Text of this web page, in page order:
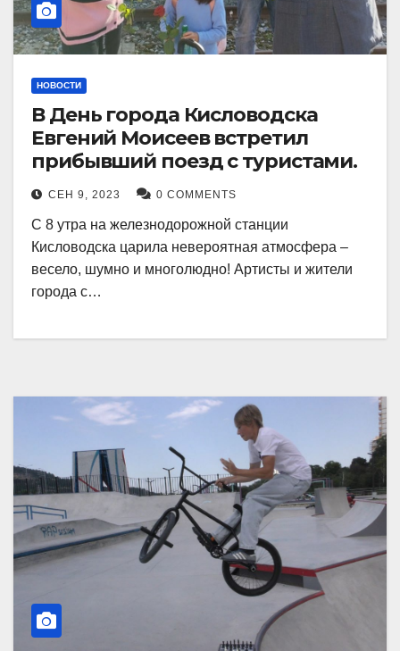
НОВОСТИ
В День города Кисловодска
Евгений Моисеев встретил
прибывший поезд с туристами.
СЕН 9, 2023 0 COMMENTS
С 8 утра на железнодорожной станции
Кисловодска царила невероятная атмосфера –
весело, шумно и многолюдно! Артисты и жители
города с…